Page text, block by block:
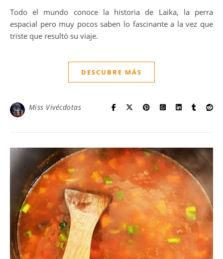
Todo el mundo conoce la historia de Laika, la perra
espacial pero muy pocos saben lo fascinante a la vez que
triste que resultó su viaje.
DESCUBRE MÁS
Miss Vivécdotas